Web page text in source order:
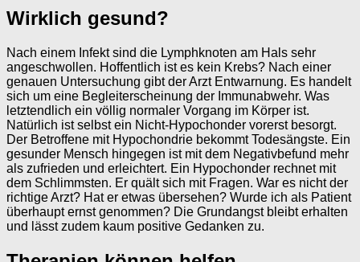
Wirklich gesund?
Nach einem Infekt sind die Lymphknoten am Hals sehr
angeschwollen. Hoffentlich ist es kein Krebs? Nach einer
genauen Untersuchung gibt der Arzt Entwarnung. Es handelt
sich um eine Begleiterscheinung der Immunabwehr. Was
letztendlich ein völlig normaler Vorgang im Körper ist.
Natürlich ist selbst ein Nicht-Hypochonder vorerst besorgt.
Der Betroffene mit Hypochondrie bekommt Todesängste. Ein
gesunder Mensch hingegen ist mit dem Negativbefund mehr
als zufrieden und erleichtert. Ein Hypochonder rechnet mit
dem Schlimmsten. Er quält sich mit Fragen. War es nicht der
richtige Arzt? Hat er etwas übersehen? Wurde ich als Patient
überhaupt ernst genommen? Die Grundangst bleibt erhalten
und lässt zudem kaum positive Gedanken zu.